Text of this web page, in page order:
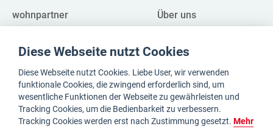
wohnpartner
Impressum
Datenschutz
Über uns
Register
Whistleblower
Diese Webseite nutzt Cookies
Diese Webseite nutzt Cookies. Liebe User, wir verwenden
funktionale Cookies, die zwingend erforderlich sind, um
wesentliche Funktionen der Webseite zu gewährleisten und
Tracking Cookies, um die Bedienbarkeit zu verbessern.
Tracking Cookies werden erst nach Zustimmung gesetzt. Mehr